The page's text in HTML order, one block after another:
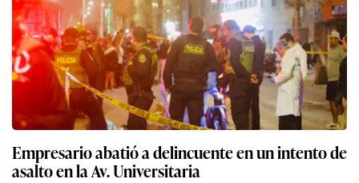
Empresario abatió a delincuente en un intento de
asalto en la Av. Universitaria